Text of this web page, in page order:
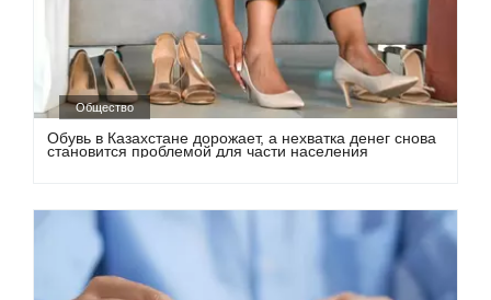
Общество
Обувь в Казахстане дорожает, а нехватка денег снова
становится проблемой для части населения